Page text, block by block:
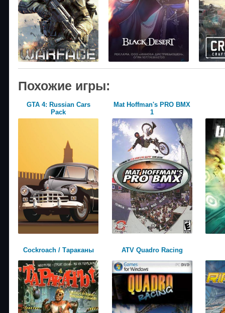
Похожие игры:
GTA 4: Russian Cars
Pack
Mat Hoffman's PRO BMX
1
Cockroach / Тараканы ATV Quadro Racing